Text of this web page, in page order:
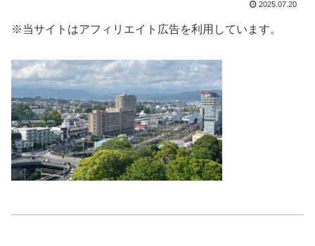
2025.07.20
※当サイトはアフィリエイト広告を利用しています。